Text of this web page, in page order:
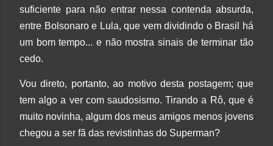
suficiente para não entrar nessa contenda absurda,
entre Bolsonaro e Lula, que vem dividindo o Brasil há
um bom tempo... e não mostra sinais de terminar tão
cedo.
Vou direto, portanto,ao motivo desta postagem; que
tem algo a ver com saudosismo. Tirando a Rô, que é
muito novinha, algum dos meus amigos menos jovens
chegou a ser fã das revistinhas do Superman?